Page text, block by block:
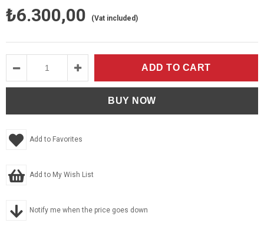
₺6.300,00 (Vat included)
Add to Favorites
Add to My Wish List
Notify me when the price goes down